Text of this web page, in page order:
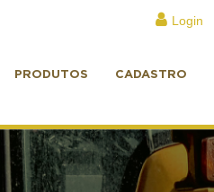
Login
PRODUTOS CADASTRO